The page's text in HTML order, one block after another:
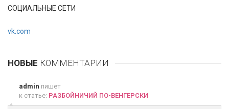
СОЦИАЛЬНЫЕ СЕТИ
vk.com
НОВЫЕ КОММЕНТАРИИ
admin пишет
к статье: РАЗБОЙНИЧИЙ ПО-ВЕНГЕРСКИ